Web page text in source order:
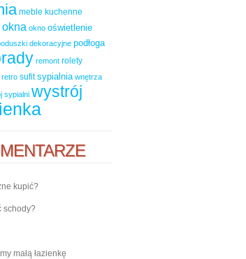
meble kuchenne
okna okno oświetlenie
dekoracyjne podłoga
remont rolety
retro sufit sypialnia wnętrza
sypialni wystrój
kupić?
schody?
małą łazienkę